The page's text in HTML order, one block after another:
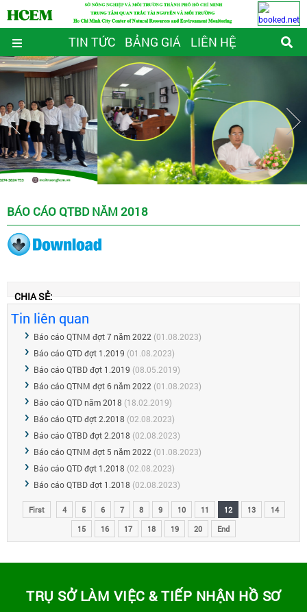
TIN TỨC BẢNG GIÁ LIÊN HỆ
BÁO CÁO QTBD NĂM 2018
CHIA SẺ:
Tin liên quan
Báo cáo QTNM đợt 7 năm 2022 (01.08.2023)
Báo cáo QTD đợt 1.2019 (01.08.2023)
Báo cáo QTBD đợt 1.2019 (08.05.2019)
Báo cáo QTNM đợt 6 năm 2022 (01.08.2023)
Báo cáo QTD năm 2018 (18.02.2019)
Báo cáo QTD đợt 2.2018 (02.08.2023)
Báo cáo QTBD đợt 2.2018 (02.08.2023)
Báo cáo QTNM đợt 5 năm 2022 (01.08.2023)
Báo cáo QTD đợt 1.2018 (02.08.2023)
Báo cáo QTBD đợt 1.2018 (02.08.2023)
First 4 5 6 7 8 9 10 11 12 13
14
15
16 17 18 19 20 End
TRỤ SỞ LÀM VIỆC & TIẾP NHẬN HỒ SƠ